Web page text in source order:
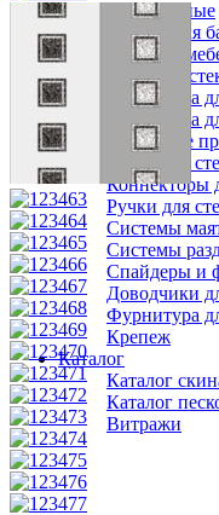
Гардеробные
Мебель для
Офисная
Фурнитура для
Фурнитура
Фурнитура
Зажимные
Замки для
Коннекторы
Ручки для
Системы
Системы
Спайдеры и
Доводчики
Фурнитура
Крепеж
Каталог
Каталог
Каталог
Витражи